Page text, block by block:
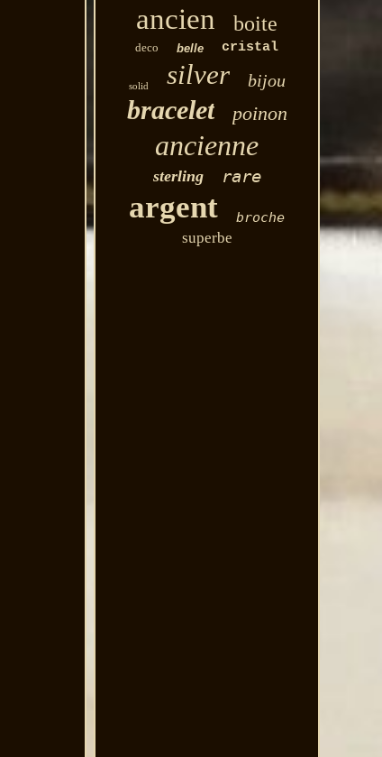
ancien boite
deco belle cristal
solid silver bijou
bracelet poinon
ancienne
sterling rare
argent broche
superbe